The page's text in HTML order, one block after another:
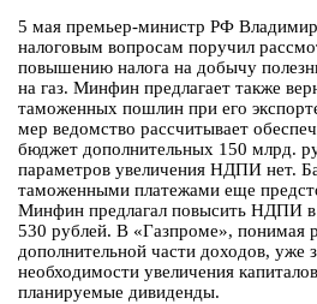
5 мая премьер-министр РФ
налоговым вопросам поручил
повышению налога на добычу
на газ. Минфин предлагает также
таможенных пошлин при его
мер ведомство рассчитывает
бюджет дополнительных 150 млрд.
параметров увеличения НДПИ нет.
таможенными платежами еще
Минфин предлагал повысить НДПИ в
530 рублей. В «Газпроме», понимая
дополнительной части доходов, уже
необходимости увеличения
планируемые дивиденды.